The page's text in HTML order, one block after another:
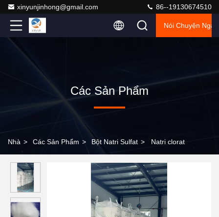
xinyunjinhong@gmail.com 86--19130674510
Nói Chuyện Ngay.
Các Sản Phẩm
Nhà > Các Sản Phẩm > Bột Natri Sulfat > Natri clorat